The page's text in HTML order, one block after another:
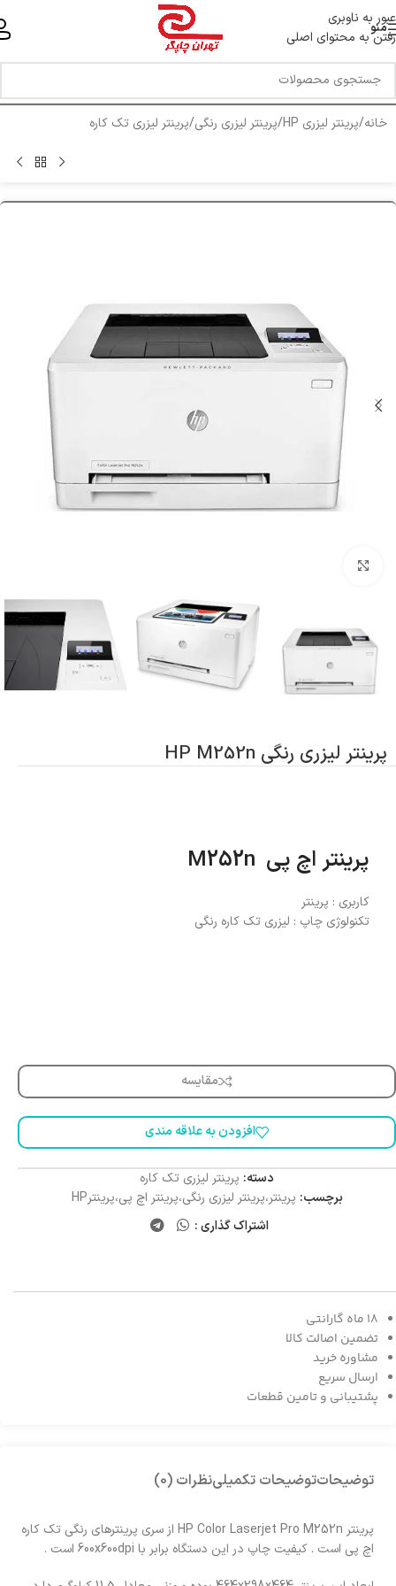
عبور به ناوبری
رفتن به محتوای اصلی
منو
خانه/پرینتر لیزری HP /پرینتر لیزری رنگی/پرینتر لیزری تک کاره
پرینتر لیزری رنگی HP M252n
پرینتر اچ پی M252n
کاربری : پرینتر
تکنولوژی چاپ : لیزری تک کاره رنگی
مقایسه
افزودن به علاقه مندی
دسته: پرینتر لیزری تک کاره
برچسب: پرینتر،پرینتر لیزری رنگی،پرینتر اچ پی،پرینترHP
اشتراک گذاری :
18 ماه گارانتی
تضمین اصالت کالا
مشاوره خرید
ارسال سریع
پشتیبانی و تامین قطعات
توضیحاتتوضیحات تکمیلینظرات (0)
پرینتر HP Color Laserjet Pro M252n از سری پرینتر‌های رنگی تک کاره
اچ پی است . کیفیت چاپ در این دستگاه برابر با 600x600dpi است .